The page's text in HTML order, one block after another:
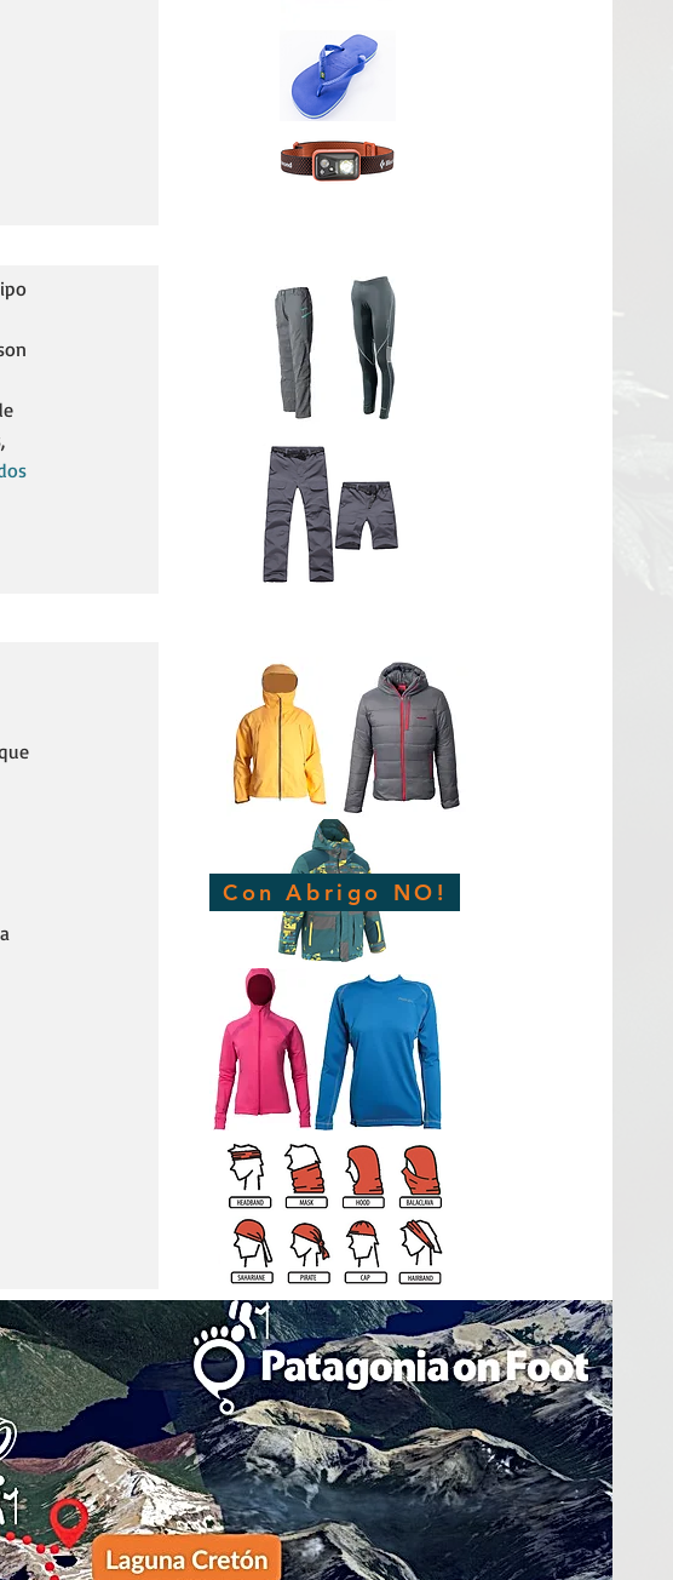
Con Abrigo NO!